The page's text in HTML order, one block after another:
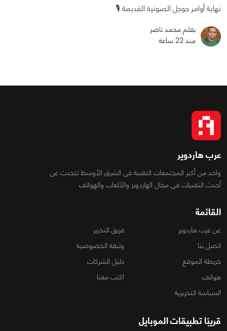
نهاية أوامر جوجل الصوتية القديمة 🎙️
بقلم محمد ناصر
منذ 22 ساعة
عرب هاردوير
واحد من أكبر المجتمعات التقنية فى الشرق الأوسط تتحدث عن
أحدث التقنيات فى مجال الهاردوير والألعاب والهواتف
القائمة
عن عرب هاردوير
فريق التحرير
اتصل بنا
وثيقة الخصوصية
خريطة الموقع
دليل الشركات
هواتف
اكتب معنا
السياسة التحريرية
قريبًا تطبيقات الموبايل